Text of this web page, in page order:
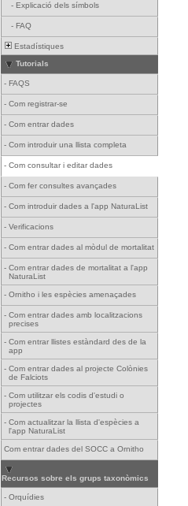
- Explicació dels símbols
- FAQ
Estadístiques
Tutorials
- FAQS
- Com registrar-se
- Com entrar dades
- Com introduir una llista completa
- Com consultar i editar dades
- Com fer consultes avançades
- Com introduir dades a l'app NaturaList
- Verificacions
- Com entrar dades al mòdul de mortalitat
- Com entrar dades de mortalitat a l'app
NaturaList
- Ornitho i les espècies amenaçades
- Com entrar dades amb localitzacions
precises
- Com entrar llistes estàndard des de la
app
- Com entrar dades al projecte Colònies
de Falciots
- Com utilitzar els codis d'estudi o
projectes
- Com actualitzar la llista d'espècies a
l'app NaturaList
Com entrar dades del SOCC a Ornitho
Recursos sobre els grups taxonòmics
- Orquídies